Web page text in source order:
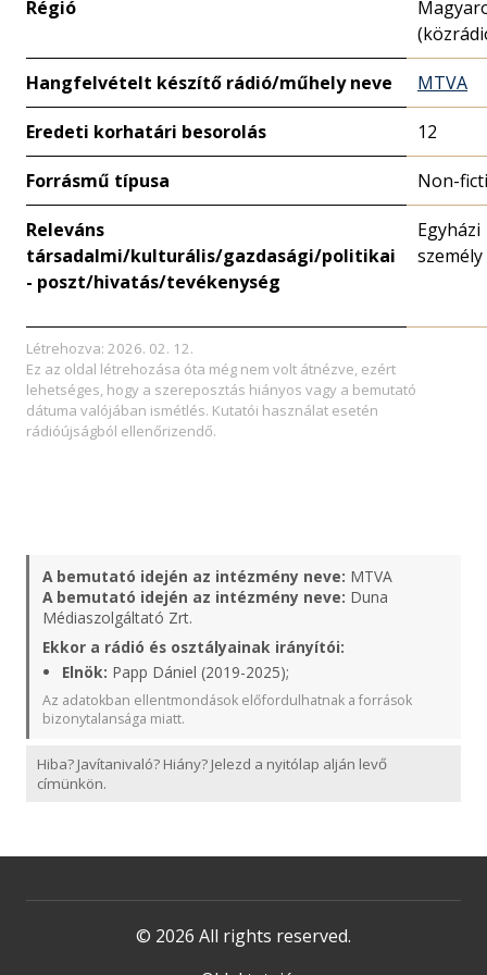
Régió
Hangfelvételt készítő rádió/műhely neve MTVA
Eredeti korhatári besorolás 12
Forrásmű típusa Non-
Releváns
társadalmi/kulturális/gazdasági/politikai
- poszt/hivatás/tevékenység
Egyházi
személy
Létrehozva: 2026. 02. 12.
Ez az oldal létrehozása óta még nem volt átnézve, ezért
lehetséges, hogy a szereposztás hiányos vagy a bemutató
dátuma valójában ismétlés. Kutatói használat esetén
rádióújságból ellenőrizendő.
A bemutató idején az intézmény neve: MTVA
A bemutató idején az intézmény neve: Duna
Médiaszolgáltató Zrt.
Ekkor a rádió és osztályainak irányítói:
Elnök: Papp Dániel (2019-2025);
Az adatokban ellentmondások előfordulhatnak a források
bizonytalansága miatt.
Hiba? Javítanivaló? Hiány? Jelezd a nyitólap alján levő
címünkön.
© 2026 All rights reserved.